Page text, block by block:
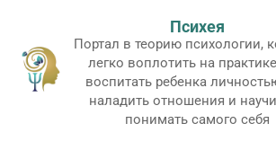
контенту
Психея
Портал в теорию психологии,
легко воплотить на
воспитать ребенка
наладить отношения и
понимать самого себя